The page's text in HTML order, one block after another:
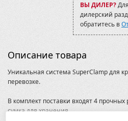
ВЫ ДИЛЕР?
дилерский
обратитесь в
Описание товара
Уникальная система SuperClamp для
перевозке.
В комплект поставки входят 4
сумка для хранения.